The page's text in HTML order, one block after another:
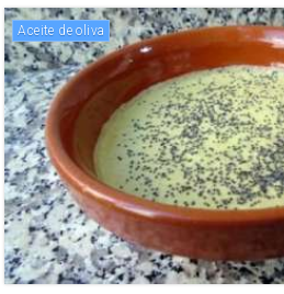
aceite de oliva